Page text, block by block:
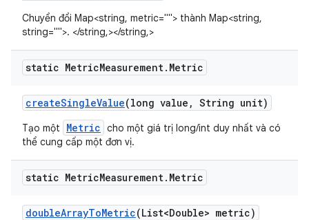
Chuyển đổi Map<string, metric=""> thành Map<string,
string="">. </string,></string,>
static MetricMeasurement. Metric
createSingleValue(long value , String unit)
Tạo một Metric cho một giá trị long/int duy nhất và có
thể cung cấp một đơn vị.
static MetricMeasurement. Metric
doubleArrayToMetric(List<Double> metric)